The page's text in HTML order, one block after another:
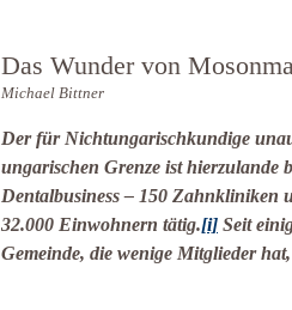
Das Wunder von
Michael Bittner
Der für Nichtungarischkundige
ungarischen Grenze ist hierzulande
Dentalbusiness – 150 Zahnkliniken
32.000 Einwohnern tätig.[i] Seit
Gemeinde, die wenige Mitglieder